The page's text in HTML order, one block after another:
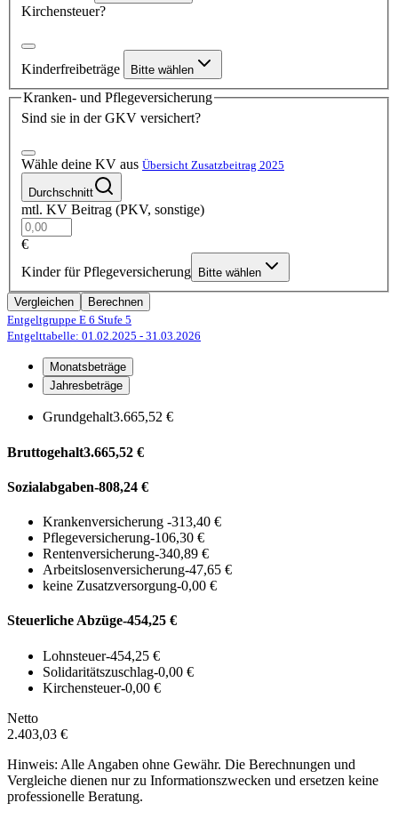
Kirchensteuer?
Kinderfreibeträge Bitte wählen
Kranken- und Pflegeversicherung
Sind sie in der GKV versichert?
Wähle deine KV aus Übersicht Zusatzbeitrag 2025
Durchschnitt
mtl. KV Beitrag (PKV, sonstige)
€
Kinder für Pflegeversicherung
Bitte wählen
Vergleichen
Berechnen
Entgeltgruppe E 6 Stufe 5
Entgelttabelle: 01.02.2025 - 31.03.2026
Monatsbeträge
Jahresbeträge
Grundgehalt3.665,52 €
Bruttogehalt3.665,52 €
Sozialabgaben-808,24 €
Krankenversicherung -313,40 €
Pflegeversicherung-106,30 €
Rentenversicherung-340,89 €
Arbeitslosenversicherung-47,65 €
keine Zusatzversorgung-0,00 €
Steuerliche Abzüge-454,25 €
Lohnsteuer-454,25 €
Solidaritätszuschlag-0,00 €
Kirchensteuer-0,00 €
Netto
2.403,03 €
Hinweis: Alle Angaben ohne Gewähr. Die Berechnungen und
Vergleiche dienen nur zu Informationszwecken und ersetzen keine
professionelle Beratung.